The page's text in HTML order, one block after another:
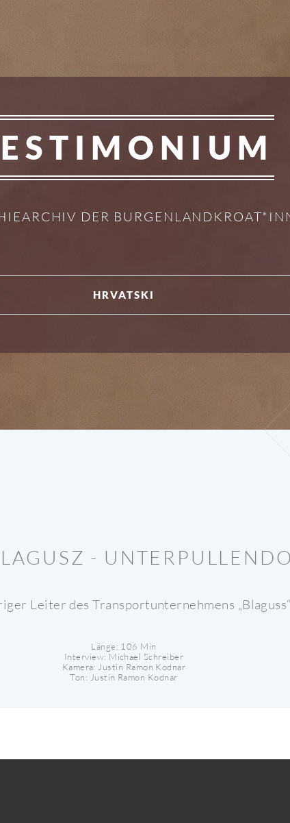
DER
HRVATSKI
-
Leiter des Transportunternehmens „Blaguss“
Länge: 106 Min
Interview: Michael Schreiber
Kamera: Justin Ramon Kodnar
Ton: Justin Ramon Kodnar